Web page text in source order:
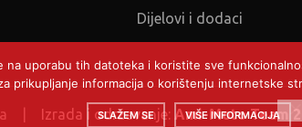
Dijelovi i dodaci
| Izrada i održavanje: Ami-Moto Team
uporabu tih datoteka i koristite sve
prikupljanje informacija o korištenju internetske
SLAŽEM SE VIŠE INFORMACIJA